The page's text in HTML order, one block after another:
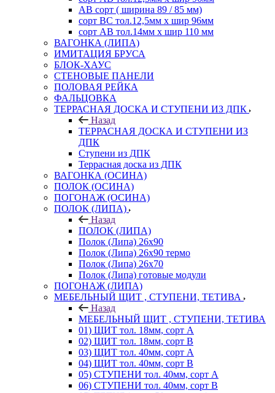
АВ сорт ( ширина 89 / 85 мм)
сорт ВС тол.12,5мм х шир 96мм
сорт АВ тол.14мм х шир 110 мм
ВАГОНКА (ЛИПА)
ИМИТАЦИЯ БРУСА
БЛОК-ХАУС
СТЕНОВЫЕ ПАНЕЛИ
ПОЛОВАЯ РЕЙКА
ФАЛЬЦОВКА
ТЕРРАСНАЯ ДОСКА И СТУПЕНИ ИЗ ДПК
Назад
ТЕРРАСНАЯ ДОСКА И СТУПЕНИ ИЗ
ДПК
Ступени из ДПК
Террасная доска из ДПК
ВАГОНКА (ОСИНА)
ПОЛОК (ОСИНА)
ПОГОНАЖ (ОСИНА)
ПОЛОК (ЛИПА)
Назад
ПОЛОК (ЛИПА)
Полок (Липа) 26х90
Полок (Липа) 26х90 термо
Полок (Липа) 26х70
Полок (Липа) готовые модули
ПОГОНАЖ (ЛИПА)
МЕБЕЛЬНЫЙ ЩИТ , СТУПЕНИ, ТЕТИВА
Назад
МЕБЕЛЬНЫЙ ЩИТ , СТУПЕНИ, ТЕТИВА
01) ЩИТ тол. 18мм, сорт А
02) ЩИТ тол. 18мм, сорт В
03) ЩИТ тол. 40мм, сорт А
04) ЩИТ тол. 40мм, сорт В
05) СТУПЕНИ тол. 40мм, сорт А
06) СТУПЕНИ тол. 40мм, сорт В